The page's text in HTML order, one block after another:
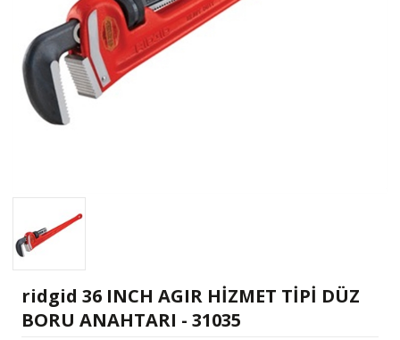
ridgid 36 INCH AGIR HİZMET TİPİ DÜZ
BORU ANAHTARI - 31035